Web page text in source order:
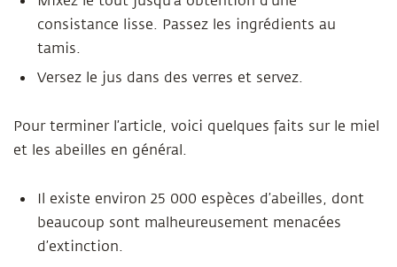
consistance lisse. Passez les ingrédients au
tamis.
Versez le jus dans des verres et servez.
Pour terminer l’article, voici quelques faits sur le miel
et les abeilles en général.
Il existe environ 25 000 espèces d’abeilles, dont
beaucoup sont malheureusement menacées
d’extinction.